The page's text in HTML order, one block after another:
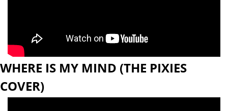
WHERE IS MY MIND (THE PIXIES
COVER)